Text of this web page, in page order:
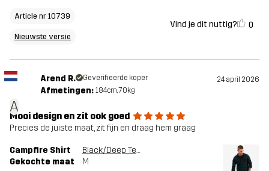
Article nr 10739
Nieuwste versie
Vind je dit nuttig? 0
A
Arend R. Geverifieerde koper 24 april 2026
Afmetingen: 184cm, 70kg
Mooi design en zit ook goed
Precies de juiste maat, zit fijn en draag hem graag
Campfire Shirt
Black/Deep Teal
Gekochte maat
M